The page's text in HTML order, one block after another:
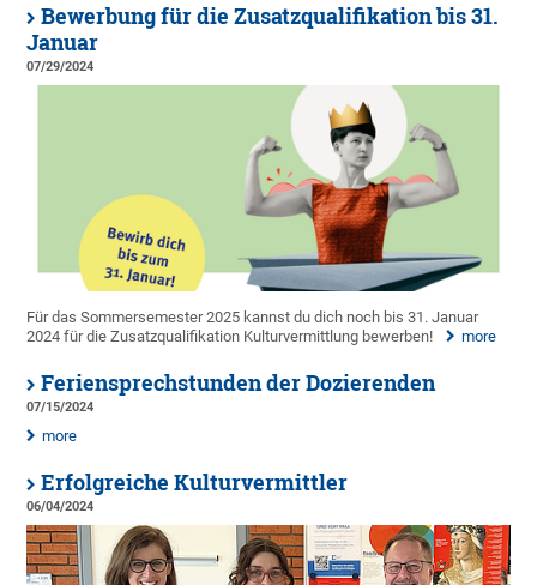
Bewerbung für die Zusatzqualifikation bis 31.
Januar
07/29/2024
Für das Sommersemester 2025 kannst du dich noch bis 31. Januar
2024 für die Zusatzqualifikation Kulturvermittlung bewerben!
more
Feriensprechstunden der Dozierenden
07/15/2024
more
Erfolgreiche Kulturvermittler
06/04/2024